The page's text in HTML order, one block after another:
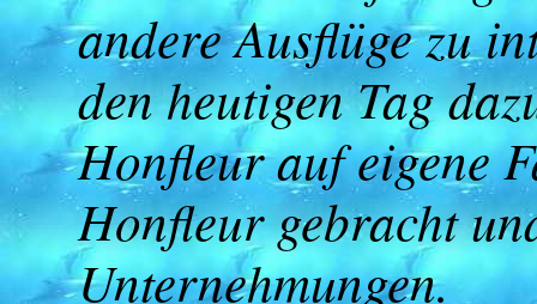
andere Ausflüge zu
den heutigen Tag
Honfleur auf eigene
Honfleur gebracht
Unternehmungen.